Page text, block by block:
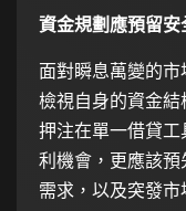
資金規劃應預留安
面對瞬息萬變的
檢視自身的資金
押注在單一借貸
利機會，更應該
需求，以及突發市